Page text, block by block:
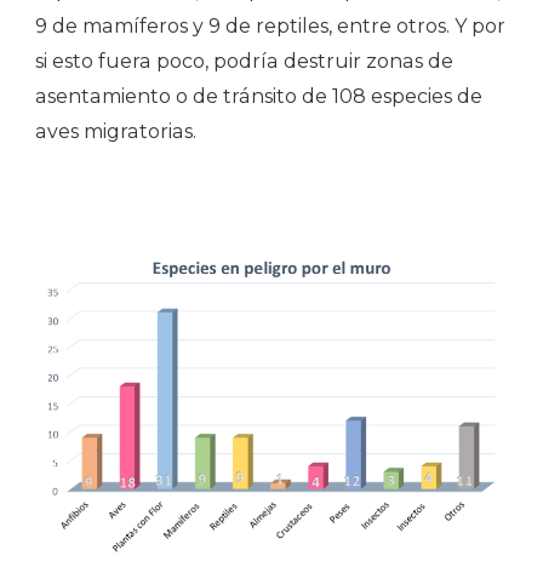
9 de mamíferos y 9 de reptiles, entre otros. Y por
si esto fuera poco, podría destruir zonas de
asentamiento o de tránsito de 108 especies de
aves migratorias.